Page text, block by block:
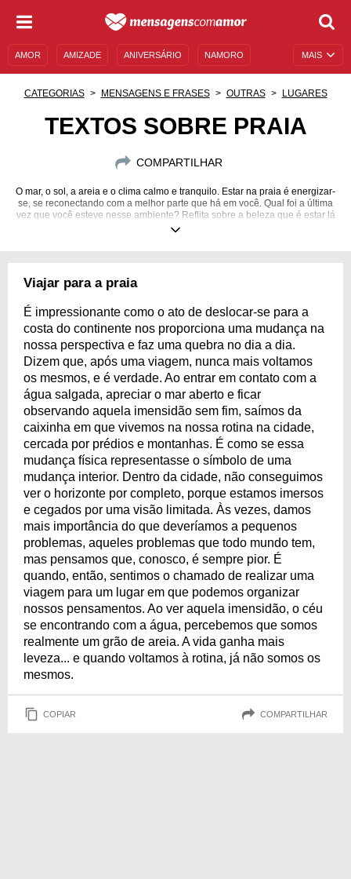
MAIS
AMOR AMIZADE ANIVERSÁRIO NAMORO
CATEGORIAS MENSAGENS E FRASES OUTRAS LUGARES
TEXTOS SOBRE PRAIA
COMPARTILHAR
O mar, o sol, a areia e o clima calmo e tranquilo. Estar na praia é energizar-
se, se reconectando com a melhor parte que há em você. Qual foi a última
vez que você esteve nesse ambiente? Reflita sobre a beleza que é estar lá
e sobre os bons sentimentos que isso provoca.
Viajar para a praia
É impressionante como o ato de deslocar-se para a
costa do continente nos proporciona uma mudança na
nossa perspectiva e faz uma quebra no dia a dia.
Dizem que, após uma viagem, nunca mais voltamos
os mesmos, e é verdade. Ao entrar em contato com a
água salgada, apreciar o mar aberto e ficar
observando aquela imensidão sem fim, saímos da
caixinha em que vivemos na nossa rotina na cidade,
cercada por prédios e montanhas. É como se essa
mudança física representasse o símbolo de uma
mudança interior. Dentro da cidade, não conseguimos
ver o horizonte por completo, porque estamos imersos
e cegados por uma visão limitada. Às vezes, damos
mais importância do que deveríamos a pequenos
problemas, aqueles problemas que todo mundo tem,
mas pensamos que, conosco, é sempre pior. É
quando, então, sentimos o chamado de realizar uma
viagem para um lugar em que podemos organizar
nossos pensamentos. Ao ver aquela imensidão, o céu
se encontrando com a água, percebemos que somos
realmente um grão de areia. A vida ganha mais
leveza... e quando voltamos à rotina, já não somos os
mesmos.
COPIAR COMPARTILHAR